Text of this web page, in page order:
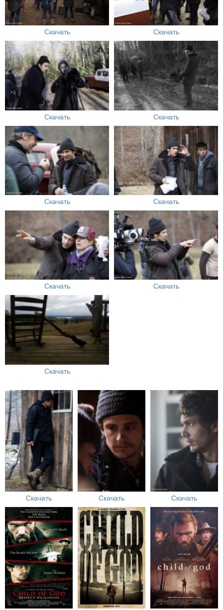
Скачать Скачать
Скачать Скачать
Скачать Скачать
Скачать Скачать
Скачать
Скачать Скачать Скачать